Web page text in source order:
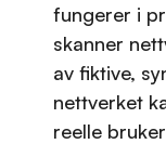
fungerer i
skanner
av fiktive,
nettverket
reelle